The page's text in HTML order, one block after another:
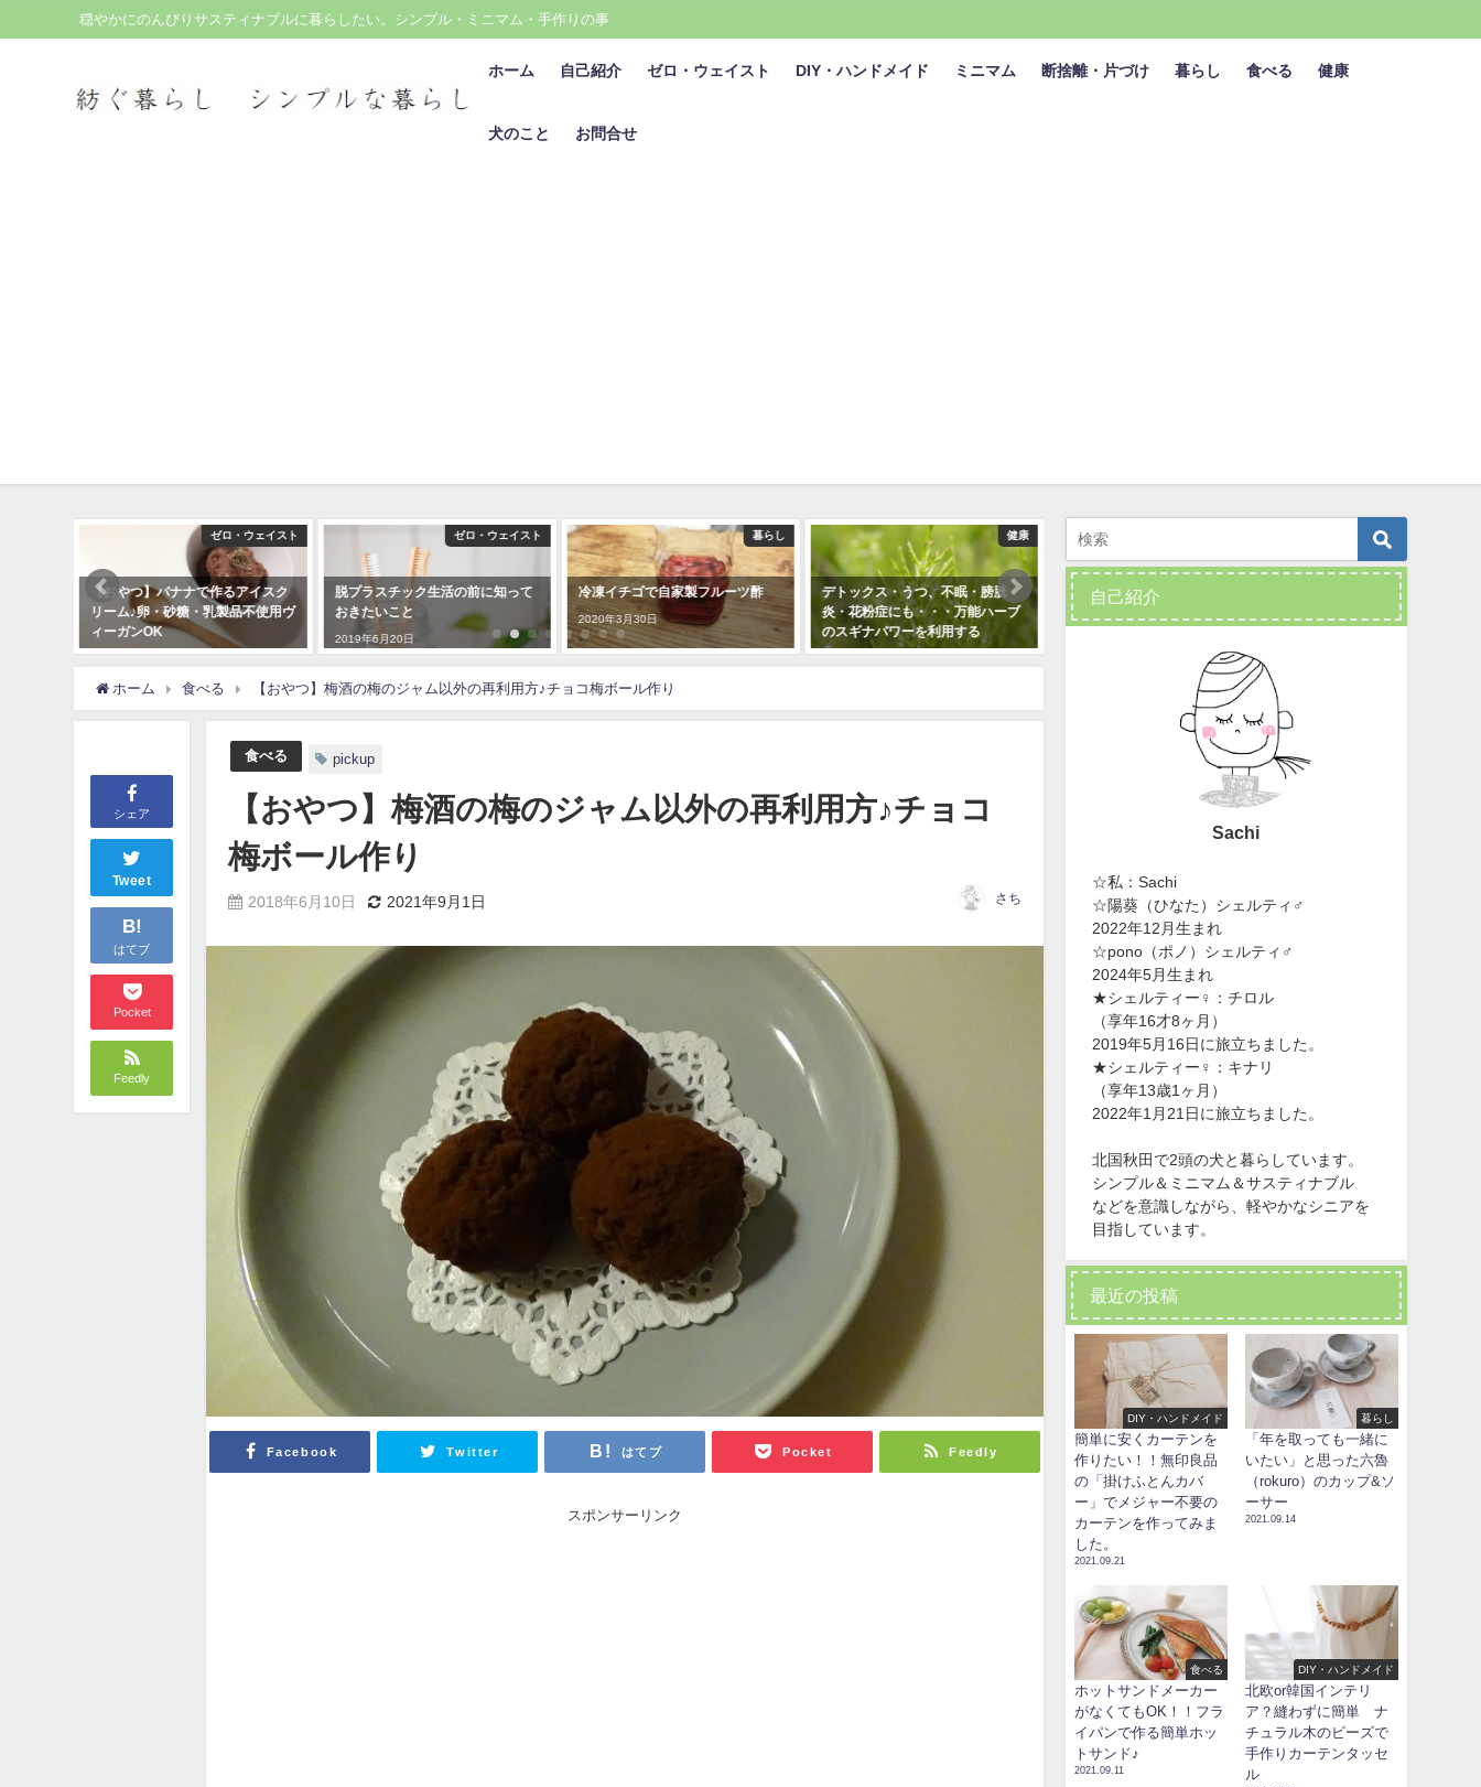
穏やかにのんびりサスティナブルに暮らしたい。シンプル・ミニマム・手作りの事
ホーム 自己紹介 ゼロ・ウェイスト DIY・ハンドメイド ミニマム 断捨離・片づけ 暮らし 食べる 健康
犬のこと お問合せ
ゼロ・ウェイスト
【おやつ】バナナで作るアイスク
リーム♪卵・砂糖・乳製品不使用ヴ
ィーガンOK
ゼロ・ウェイスト
脱プラスチック生活の前に知って
おきたいこと
2019年6月20日
暮らし
冷凍イチゴで自家製フルーツ酢
2020年3月30日
健康
デトックス・うつ、不眠・膀胱
炎・花粉症にも・・・万能ハーブ
のスギナパワーを利用する
ペンキで壁を真っ白に塗ってみま
した
布製品のリサイクルと堆肥
ホーム 食べる 【おやつ】梅酒の梅のジャム以外の再利用方♪チョコ梅ボール作り
シェア
Tweet
B!
はてブ
Pocket
Feedly
食べる pickup
【おやつ】梅酒の梅のジャム以外の再利用方♪チョコ
梅ボール作り
2018年6月10日 2021年9月1日 さち
Facebook Twitter はてブ Pocket Feedly
スポンサーリンク
自己紹介
Sachi
☆私：Sachi
☆陽葵（ひなた）シェルティ♂
2022年12月生まれ
☆pono（ポノ）シェルティ♂
2024年5月生まれ
★シェルティー♀：チロル
（享年16才8ヶ月）
2019年5月16日に旅立ちました。
★シェルティー♀：キナリ
（享年13歳1ヶ月）
2022年1月21日に旅立ちました。
北国秋田で2頭の犬と暮らしています。
シンプル＆ミニマム＆サスティナブル
などを意識しながら、軽やかなシニアを
目指しています。
最近の投稿
DIY・ハンドメイド
簡単に安くカーテンを
作りたい！！無印良品
の「掛けふとんカバ
ー」でメジャー不要の
カーテンを作ってみま
した。
2021.09.21
暮らし
「年を取っても一緒に
いたい」と思った六魯
（rokuro）のカップ&ソ
ーサー
2021.09.14
食べる
ホットサンドメーカー
がなくてもOK！！フラ
イパンで作る簡単ホッ
トサンド♪
2021.09.11
DIY・ハンドメイド
北欧or韓国インテリ
ア？縫わずに簡単 ナ
チュラル木のビーズで
手作りカーテンタッセ
ル